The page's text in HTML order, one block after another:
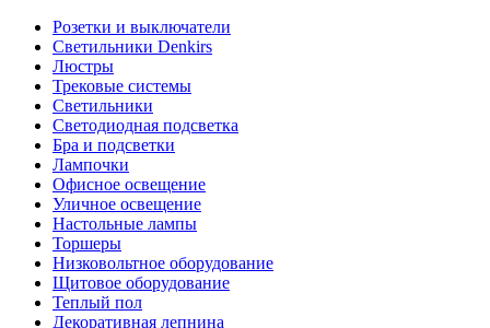
Розетки и выключатели
Светильники Denkirs
Люстры
Трековые системы
Светильники
Светодиодная подсветка
Бра и подсветки
Лампочки
Офисное освещение
Уличное освещение
Настольные лампы
Торшеры
Низковольтное оборудование
Щитовое оборудование
Теплый пол
Декоративная лепнина